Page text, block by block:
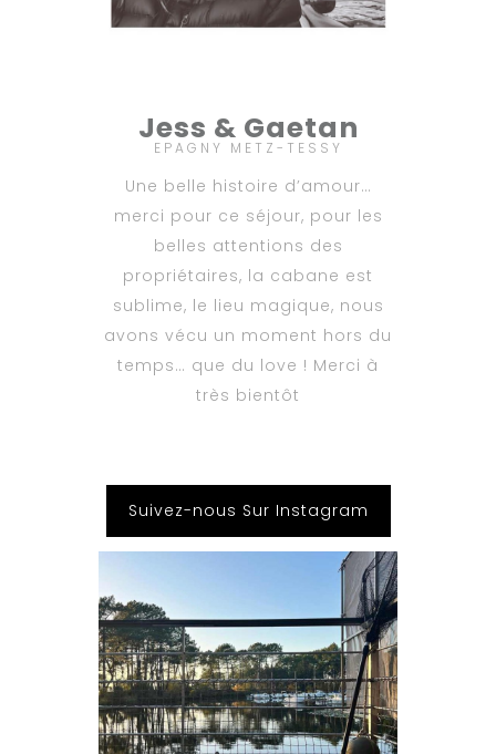
Jess & Gaetan
EPAGNY METZ-TESSY
Une belle histoire d’amour…
merci pour ce séjour, pour les
belles attentions des
propriétaires, la cabane est
sublime, le lieu magique, nous
avons vécu un moment hors du
temps… que du love ! Merci à
très bientôt
Suivez-nous Sur Instagram